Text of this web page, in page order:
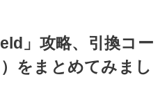
」攻略、引換コー
をまとめてみまし